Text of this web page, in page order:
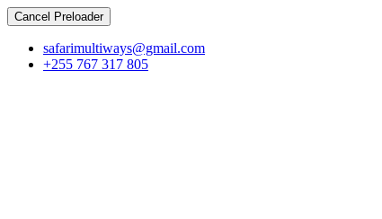
Cancel Preloader
safarimultiways@gmail.com
+255 767 317 805